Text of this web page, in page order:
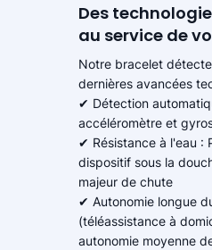
Des
au service de
Notre bracelet
dernières avancées
✔ Détection
accéléromètre et
✔ Résistance à l'eau :
dispositif sous la
majeur de chute
✔ Autonomie longue
(téléassistance à
autonomie moyenne